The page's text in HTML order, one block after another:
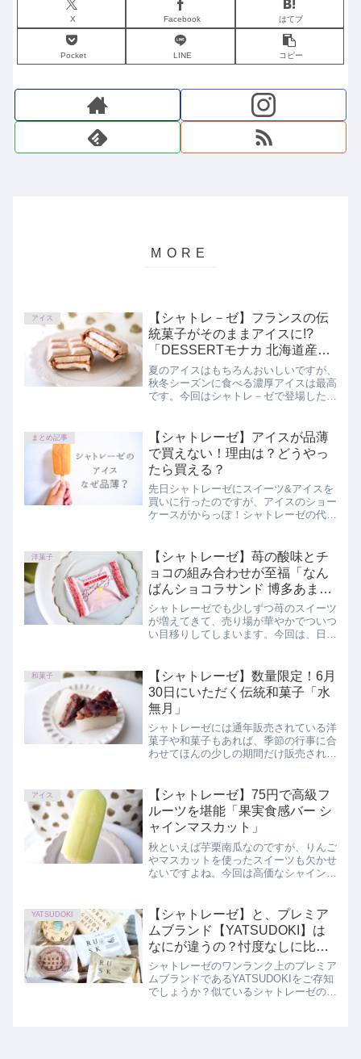
X Facebook はてブ
Pocket LINE コピー
アイス
【シャトレ－ゼ】フランスの伝
統菓子がそのままアイスに!?
「DESSERTモナカ 北海道産発
酵バターとアーモンドのフロラ
ンタン」
夏のアイスはもちろんおいしいですが、
秋冬シーズンに食べる濃厚アイスは最高
です。今回はシャトレ－ゼで登場したば
フロランタン」の味やコスパを正直にレ
ビューしています。
まとめ記事
【シャトレーゼ】アイスが品薄
で買えない！理由は？どうやっ
たら買える？
先日シャトレーゼにスイーツ&アイスを
買いに行ったのですが、アイスのショー
ケースがからっぽ！シャトレーゼの代表
薄なの？どうやったら買えるの？と思っ
ているかたへ、私なりの思いとともに解
析していきます。
洋菓子
【シャトレーゼ】苺の酸味とチ
ョコの組み合わせが至福「なん
ばんショコラサンド 博多あまお
う」
シャトレーゼでも少しずつ苺のスイーツ
が増えてきて、売り場が華やかでついつ
い目移りしてしまいます。今回は、日持
シャトレーゼ「なんばんショコラサンド
博多あまおう」を正直にレビューしてい
ます。
和菓子
【シャトレーゼ】数量限定！6月
30日にいただく伝統和菓子「水
無月」
シャトレーゼには通年販売されている洋
菓子や和菓子もあれば、季節の行事に合
わせてほんの少しの期間だけ販売される
を詳しくご紹介します。
アイス
【シャトレーゼ】75円で高級フ
ルーツを堪能「果実食感バー シ
ャインマスカット」
秋といえば芋栗南瓜なのですが、りんご
やマスカットを使ったスイーツも欠かせ
ないですよね。今回は高価なシャインマ
食感バー シャインマスカット」を正直
にレビューしています。
YATSUDOKI
【シャトレーゼ】と、プレミア
ムブランド【YATSUDOKI】は
なにが違うの？忖度なしに比較
してみた
シャトレーゼのワンランク上のプレミア
ムブランドであるYATSUDOKIをご存知
でしょうか？似ているシャトレーゼのス